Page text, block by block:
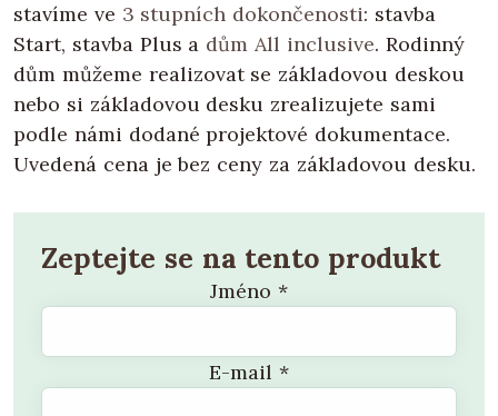
stavíme ve 3 stupních dokončenosti: stavba
Start, stavba Plus a dům All inclusive. Rodinný
dům můžeme realizovat se základovou deskou
nebo si základovou desku zrealizujete sami
podle námi dodané projektové dokumentace.
Uvedená cena je bez ceny za základovou desku.
Zeptejte se na tento produkt
Jméno *
E-mail *